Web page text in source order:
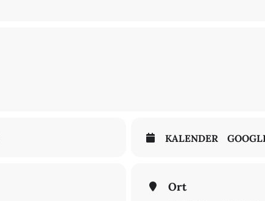
KALENDER
Ort